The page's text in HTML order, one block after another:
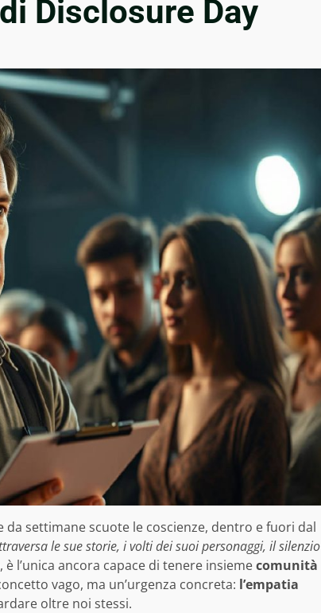
Disclosure Day
da settimane scuote le coscienze, dentro e fuori dal
le sue storie, i volti dei suoi personaggi, il silenzio
l’unica ancora capace di tenere insiemecomunità
vago, ma un’urgenza concreta: l’empatia
oltre noi stessi.